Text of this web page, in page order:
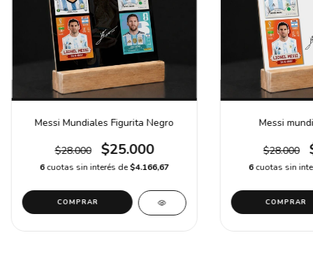
Messi Mundiales Figurita Negro
$28.000 $25.000
6cuotas sin interés de$4.166,67
Messi
$28.000
6 cuotas sin